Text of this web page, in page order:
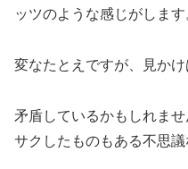
ッツのような感じがします
変なたとえですが、見かけ
矛盾しているかもしれま
サクしたものもある不思議